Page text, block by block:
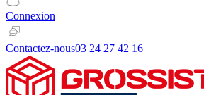
Connexion
Contactez-nous03 24 27 42 16